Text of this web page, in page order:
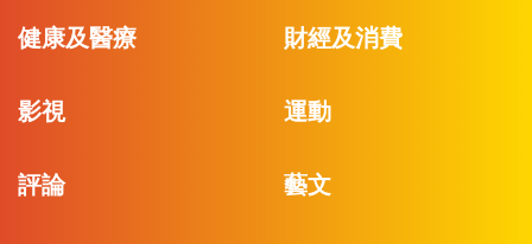
健康及醫療 財經及消費
影視 運動
評論 藝文